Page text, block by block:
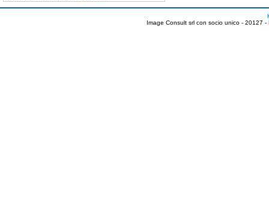
Image Consult srl con socio unico - 20127